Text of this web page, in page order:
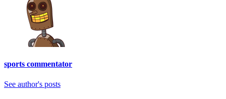
sports commentator
See author's posts